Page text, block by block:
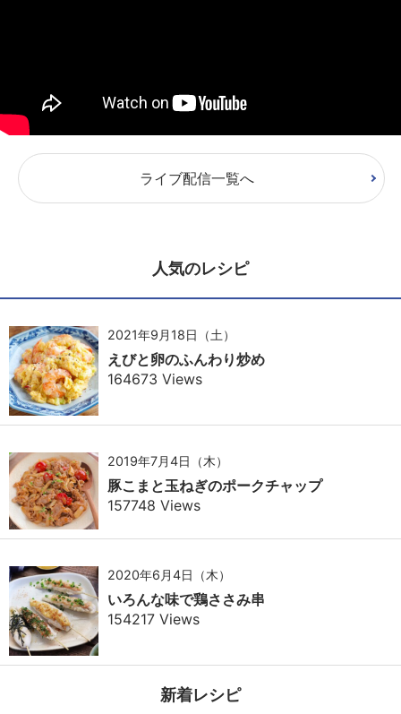
ライブ配信一覧へ
人気のレシピ
2021年9月18日（土）
えびと卵のふんわり炒め
164673 Views
2019年7月4日（木）
豚こまと玉ねぎのポークチャップ
157748 Views
2020年6月4日（木）
いろんな味で鶏ささみ串
154217 Views
新着レシピ